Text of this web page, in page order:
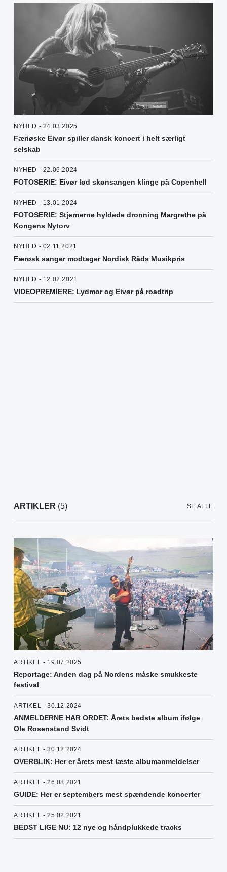
NYHED - 24.03.2025
Færiøske Eivør spiller dansk koncert i helt særligt
selskab
NYHED - 22.06.2024
FOTOSERIE: Eivør lød skønsangen klinge på Copenhell
NYHED - 13.01.2024
FOTOSERIE: Stjernerne hyldede dronning Margrethe på
Kongens Nytorv
NYHED - 02.11.2021
Færøsk sanger modtager Nordisk Råds Musikpris
NYHED - 12.02.2021
VIDEOPREMIERE: Lydmor og Eivør på roadtrip
ARTIKLER (5) SE ALLE
ARTIKEL - 19.07.2025
Reportage: Anden dag på Nordens måske smukkeste
festival
ARTIKEL - 30.12.2024
ANMELDERNE HAR ORDET: Årets bedste album ifølge
Ole Rosenstand Svidt
ARTIKEL - 30.12.2024
OVERBLIK: Her er årets mest læste albumanmeldelser
ARTIKEL - 26.08.2021
GUIDE: Her er septembers mest spændende koncerter
ARTIKEL - 25.02.2021
BEDST LIGE NU: 12 nye og håndplukkede tracks